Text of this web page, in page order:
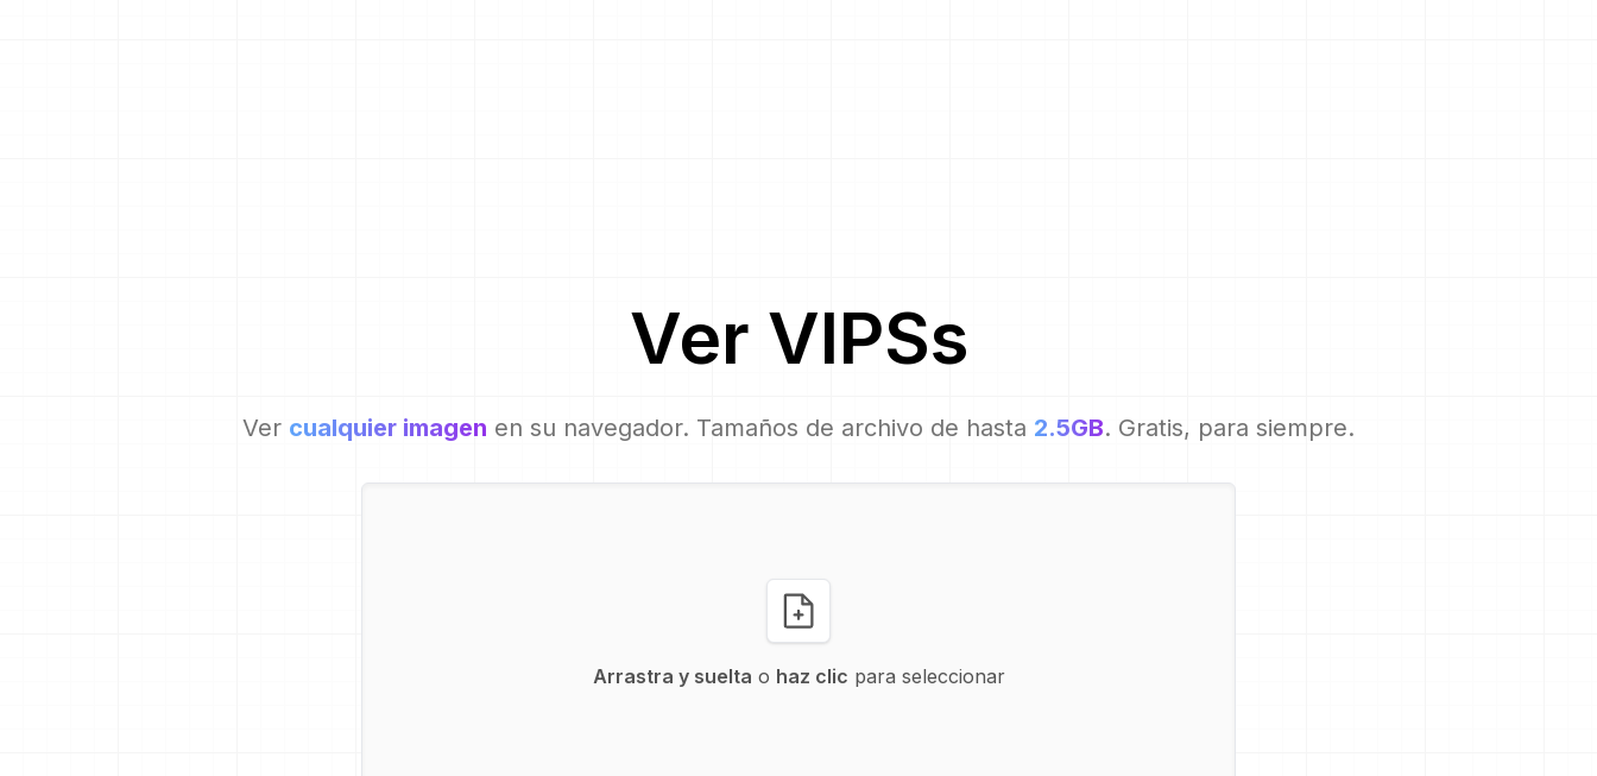
Ver VIPSs
Ver cualquier imagen en su navegador. Tamaños de archivo de hasta 2.5GB. Gratis, para siempre.
Arrastra y suelta o haz clic para seleccionar